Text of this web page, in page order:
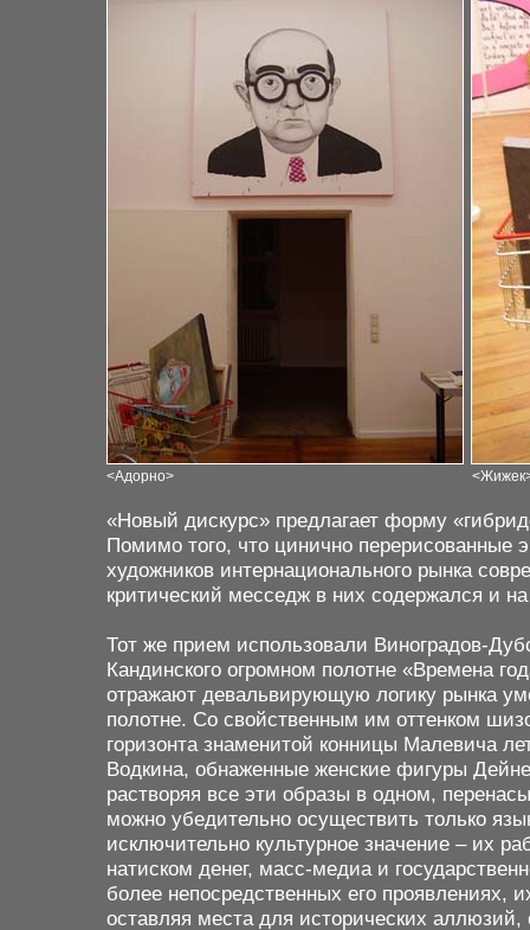
<Адорно> <Жижек
«Новый дискурс» предлагает форму
Помимо того, что цинично
художников интернационального рынка
критический месседж в них содержался и
Тот же прием использовали Виноградов-
Кандинского огромном полотне «Времена
отражают девальвирующую логику рынка
полотне. Со свойственным им оттенком
горизонта знаменитой конницы Малевича
Водкина, обнаженные женские фигуры
растворяя все эти образы в одном,
можно убедительно осуществить только
исключительно культурное значение – их
натиском денег, масс-медиа и
более непосредственных его проявлениях,
оставляя места для исторических